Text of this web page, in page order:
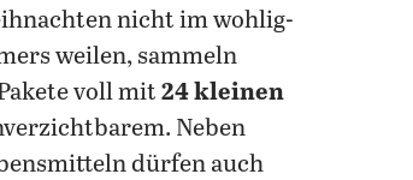
nicht im wohlig-
weilen, sammeln
voll mit 24 kleinen
Neben
dürfen auch